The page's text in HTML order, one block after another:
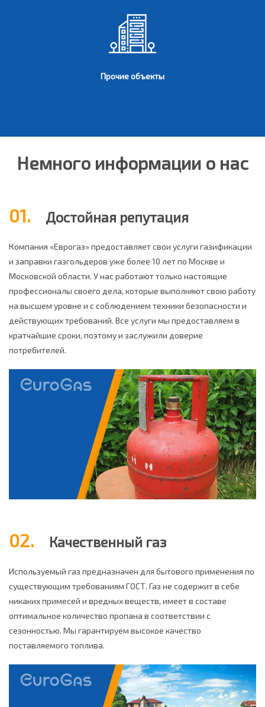
Прочие объекты
Немного информации о нас
01. Достойная репутация
Компания «Еврогаз» предоставляет свои услуги газификации
и заправки газгольдеров уже более 10 лет по Москве и
Московской области. У нас работают только настоящие
профессионалы своего дела, которые выполняют свою работу
на высшем уровне и с соблюдением техники безопасности и
действующих требований. Все услуги мы предоставляем в
кратчайшие сроки, поэтому и заслужили доверие
потребителей.
02. Качественный газ
Используемый газ предназначен для бытового применения по
существующим требованиям ГОСТ. Газ не содержит в себе
никаких примесей и вредных веществ, имеет в составе
оптимальное количество пропана в соответствии с
сезонностью. Мы гарантируем высокое качество
поставляемого топлива.